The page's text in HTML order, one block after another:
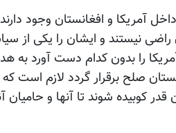
آمریکا و افغانستان وجود
نیستند و ایشان را یکی از
را بدون کدام دست آورد به
صلح برقرار گردد لازم
کوبیده شوند تا آنها و حامیان